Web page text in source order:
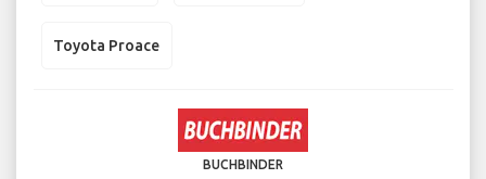
Toyota Proace
BUCHBINDER